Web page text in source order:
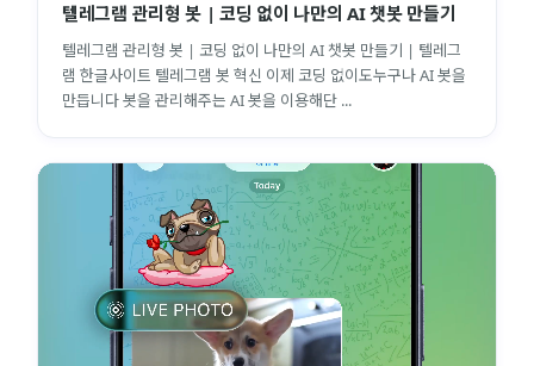
텔레그램 관리형 봇 | 코딩 없이 나만의 AI 챗봇 만들기
텔레그램 관리형 봇 | 코딩 없이 나만의 AI 챗봇 만들기 | 텔레그
램 한글사이트 텔레그램 봇 혁신 이제 코딩 없이도누구나 AI 봇을
만듭니다 봇을 관리해주는 AI 봇을 이용해단 ...